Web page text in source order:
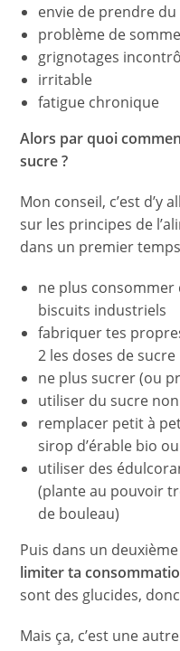
envie de prendre
problème de
grignotages
irritable
fatigue chronique
Alors par quoi
sucre ?
Mon conseil, c’est
sur les principes de
dans un premier
ne plus consommer
biscuits industriels
fabriquer tes
2 les doses de sucre
ne plus sucrer (ou
utiliser du sucre
remplacer petit à
sirop d’érable bio
utiliser des
(plante au pouvoir
de bouleau)
Puis dans un
limiter ta
sont des glucides,
Mais ça, c’est une